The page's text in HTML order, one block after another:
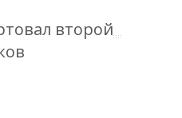
второй